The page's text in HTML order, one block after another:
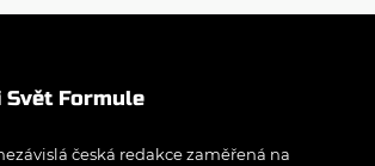
reálne
Svět Formule
česká redakce zaměřená na